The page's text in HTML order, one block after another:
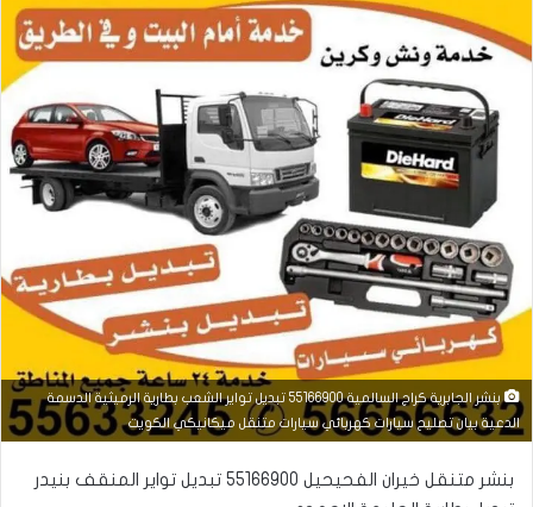
بنشر الجابرية كراج السالمية 55166900 تبديل تواير الشعب بطارية الرميثية الدسمة
الدعية بيان تصليح سيارات كهربائي سيارات متنقل ميكانيكي الكويت
بنشر متنقل خيران الفحيحيل 55166900 تبديل تواير المنقف بنيدر